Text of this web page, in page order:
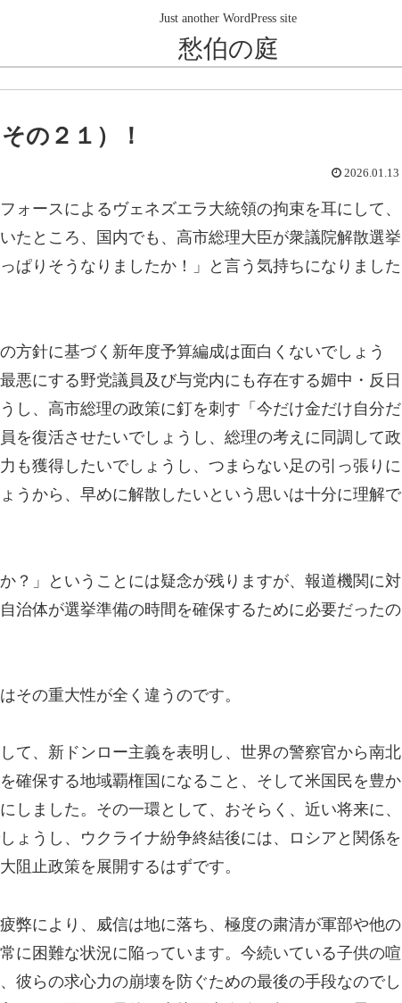
Just another WordPress site
愁伯の庭
の２１）！
2026.01.13
ースによるヴェネズエラ大統領の拘束を耳にして、
たところ、国内でも、高市総理大臣が衆議院解散選挙
ぱりそうなりましたか！」と言う気持ちになりました
方針に基づく新年度予算編成は面白くないでしょう
悪にする野党議員及び与党内にも存在する媚中・反日
し、高市総理の政策に釘を刺す「今だけ金だけ自分だ
を復活させたいでしょうし、総理の考えに同調して政
も獲得したいでしょうし、つまらない足の引っ張りに
うから、早めに解散したいという思いは十分に理解で
？」ということには疑念が残りますが、報道機関に対
治体が選挙準備の時間を確保するために必要だったの
の重大性が全く違うのです。
て、新ドンロー主義を表明し、世界の警察官から南北
確保する地域覇権国になること、そして米国民を豊か
しました。その一環として、おそらく、近い将来に、
ょうし、ウクライナ紛争終結後には、ロシアと関係を
阻止政策を展開するはずです。
弊により、威信は地に落ち、極度の粛清が軍部や他の
に困難な状況に陥っています。今続いている子供の喧
彼らの求心力の崩壊を防ぐための最後の手段なのでし